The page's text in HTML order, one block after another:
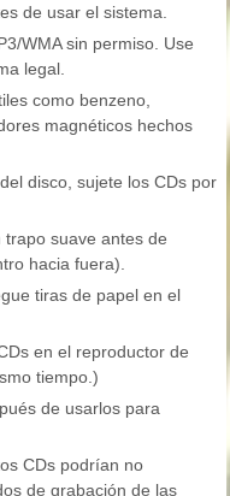
de usar el sistema.
WMA sin permiso. Use
legal.
como benzeno,
magnéticos hechos
disco, sujete los CDs por
suave antes de
hacia fuera).
tiras de papel en el
en el reproductor de
tiempo.)
de usarlos para
CDs podrían no
de grabación de las